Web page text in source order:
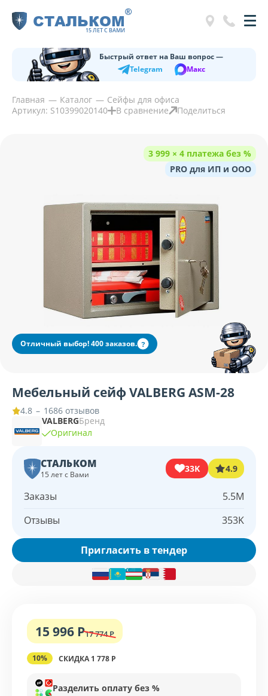
СТАЛЬКОМ
15 ЛЕТ С ВАМИ
®
Быстрый ответ на Ваш вопрос —
Telegram
Макс
Главная Каталог
Сейфы для офиса
Артикул: S10399020140
В сравнение Поделиться
3 999 × 4 платежа без %
PRO для ИП и ООО
Отличный выбор! 400 заказов. ?
Мебельный сейф VALBERG ASM-28
4.8 – 1686 отзывов
VALBERGБренд
Оригинал
СТАЛЬКОМ
15 лет с Вами
33K 4.9
Заказы
5.5M
Отзывы
353K
Пригласить в тендер
15 996 Р17 774 Р
10% СКИДКА 1 778 Р
Разделить оплату без %